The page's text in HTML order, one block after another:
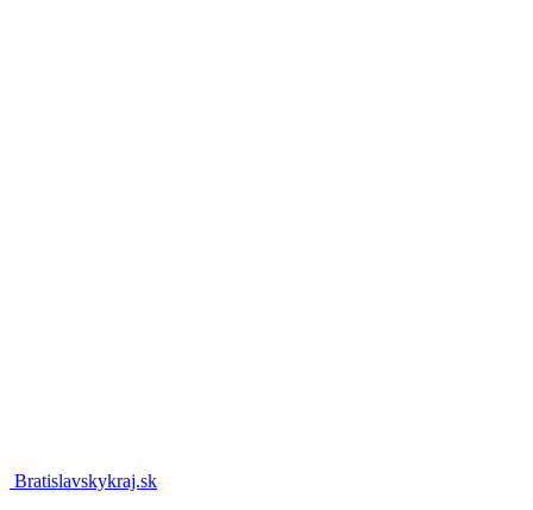
Bratislavskykraj.sk